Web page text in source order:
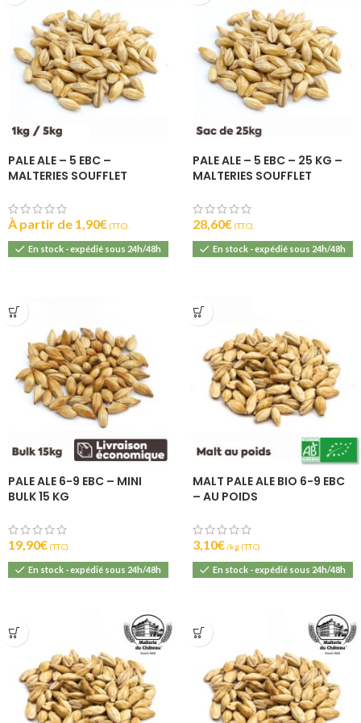
PALE ALE – 5 EBC –
MALTERIES SOUFFLET
À partir de 1,90€ (T.T.C).
En stock - expédié sous 24h/48h
PALE ALE – 5 EBC – 25 KG –
MALTERIES SOUFFLET
28,60€ (T.T.C).
En stock - expédié sous 24h/48h
PALE ALE 6-9 EBC – MINI
BULK 15 KG
19,90€ (T.T.C).
En stock - expédié sous 24h/48h
MALT PALE ALE BIO 6-9 EBC
– AU POIDS
3,10€ (T.T.C).
En stock - expédié sous 24h/48h